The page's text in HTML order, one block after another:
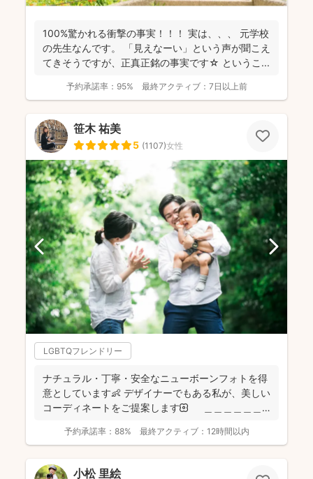
100%驚かれる衝撃の事実！！！ 実は、、、 元学校
の先生なんです。 「見えなーい」という声が聞こえ
てきそうですが、正真正銘の事実です☆ というこ...
予約承諾率： 95% 最終アクティブ： 7日以上前
笹木 祐美
5 (1107)女性
LGBTQフレンドリー
ナチュラル・丁寧・安全なニューボーンフォトを得
意としています👶 デザイナーでもある私が、美しい
コーディネートをご提案します🌼 ＿＿＿＿＿＿
予約承諾率： 88% 最終アクティブ： 12時間以内
小松 里絵